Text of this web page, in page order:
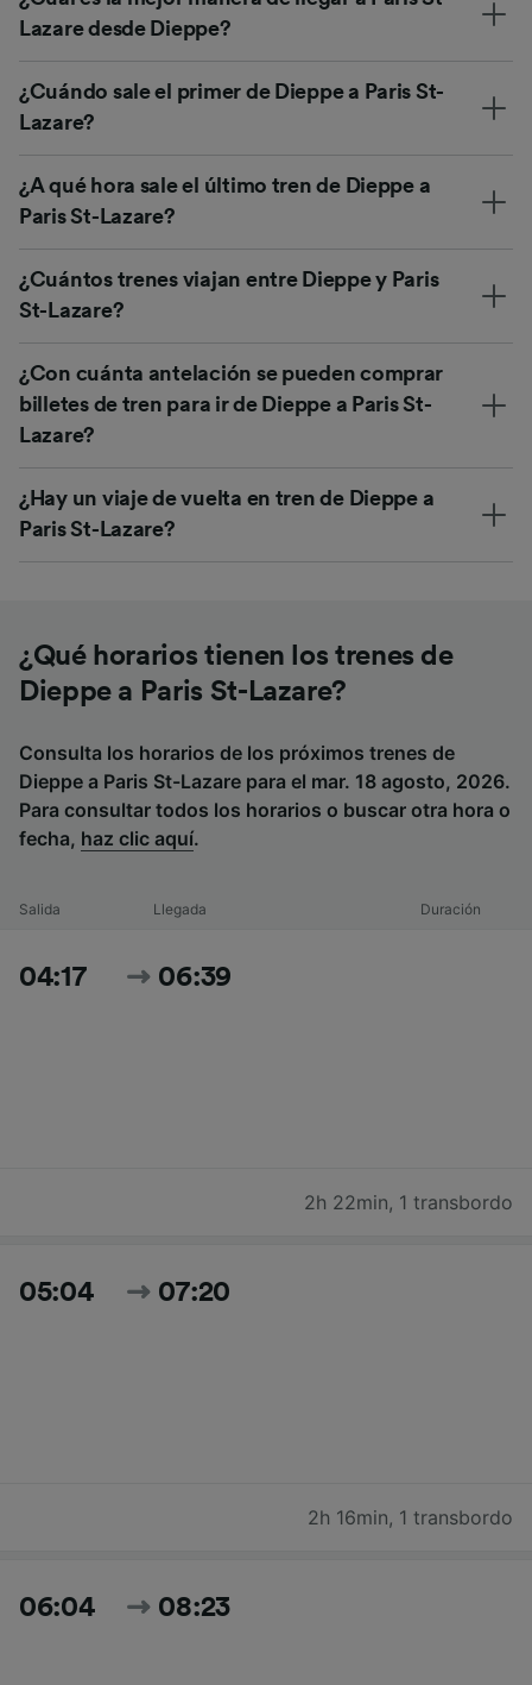
Lazare desde Dieppe?
¿Cuándo sale el primer de Dieppe a Paris St-
Lazare?
¿A qué hora sale el último tren de Dieppe a
Paris St-Lazare?
¿Cuántos trenes viajan entre Dieppe y Paris
St-Lazare?
¿Con cuánta antelación se pueden comprar
billetes de tren para ir de Dieppe a Paris St-
Lazare?
¿Hay un viaje de vuelta en tren de Dieppe a
Paris St-Lazare?
¿Qué horarios tienen los trenes de
Dieppe a Paris St-Lazare?
Consulta los horarios de los próximos trenes de
Dieppe a Paris St-Lazare para el mar. 18 agosto, 2026.
Para consultar todos los horarios o buscar otra hora o
fecha, haz clic aquí.
Salida Llegada Duración
04:17 06:39
2h 22min, 1 transbordo
05:04 07:20
2h 16min, 1 transbordo
06:04 08:23